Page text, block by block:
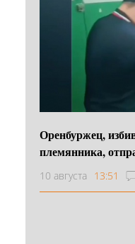
Оренбуржец,
племянника,
10 августа 13:51